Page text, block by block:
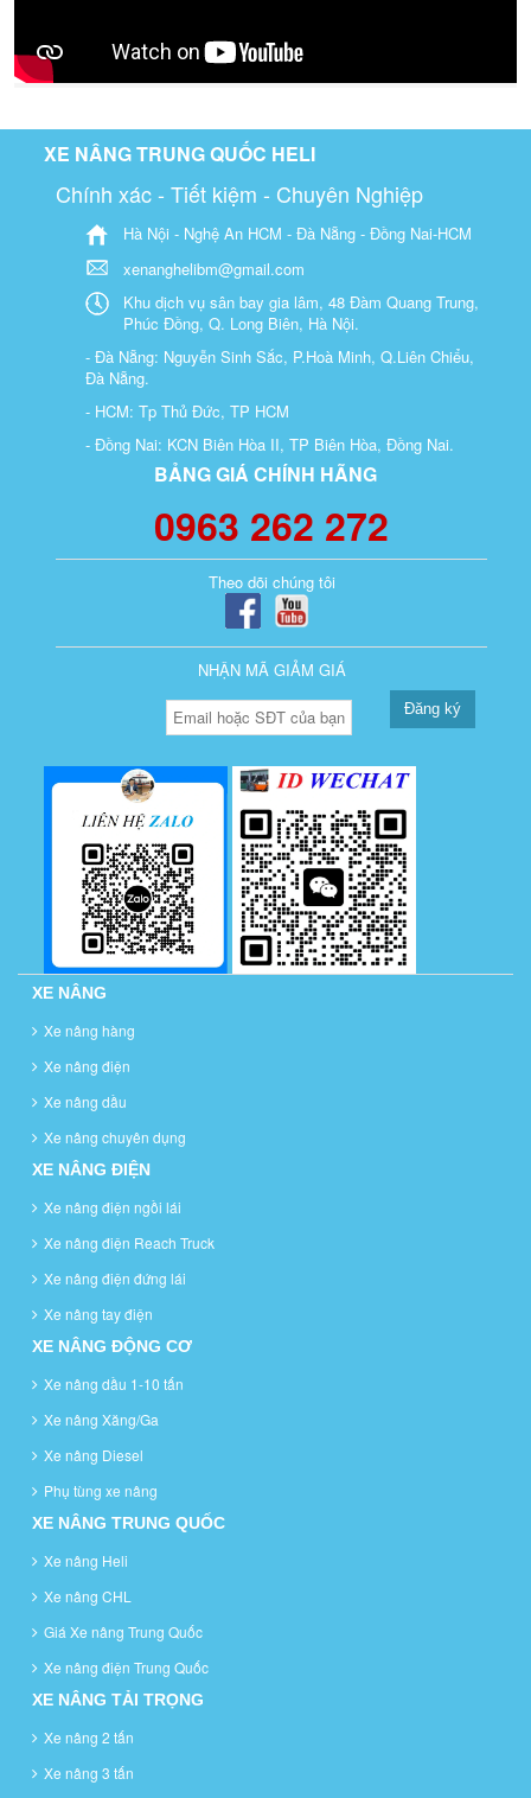
XE NÂNG TRUNG QUỐC HELI
Chính xác - Tiết kiệm - Chuyên Nghiệp
Hà Nội - Nghệ An HCM - Đà Nẵng - Đồng Nai-HCM
xenanghelibm@gmail.com
Khu dịch vụ sân bay gia lâm, 48 Đàm Quang Trung,
Phúc Đồng, Q. Long Biên, Hà Nội.
- Đà Nẵng: Nguyễn Sinh Sắc, P.Hoà Minh, Q.Liên Chiểu,
Đà Nẵng.
- HCM: Tp Thủ Đức, TP HCM
- Đồng Nai: KCN Biên Hòa II, TP Biên Hòa, Đồng Nai.
BẢNG GIÁ CHÍNH HÃNG
0963 262 272
Theo dõi chúng tôi
NHẬN MÃ GIẢM GIÁ
Đăng ký
XE NÂNG
Xe nâng hàng
Xe nâng điện
Xe nâng dầu
Xe nâng chuyên dụng
XE NÂNG ĐIỆN
Xe nâng điện ngồi lái
Xe nâng điện Reach Truck
Xe nâng điện đứng lái
Xe nâng tay điện
XE NÂNG ĐỘNG CƠ
Xe nâng dầu 1-10 tấn
Xe nâng Xăng/Ga
Xe nâng Diesel
Phụ tùng xe nâng
XE NÂNG TRUNG QUỐC
Xe nâng Heli
Xe nâng CHL
Giá Xe nâng Trung Quốc
Xe nâng điện Trung Quốc
XE NÂNG TẢI TRỌNG
Xe nâng 2 tấn
Xe nâng 3 tấn